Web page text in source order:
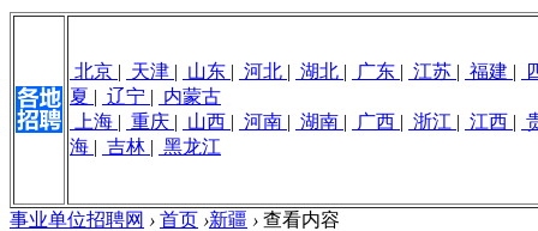
北京 | 天津 | 山东 | 河北 | 湖北 | 广东 | 江苏 | 福建 |
夏 | 辽宁 | 内蒙古
上海 | 重庆 | 山西 | 河南 | 湖南 | 广西 | 浙江 | 江西 |
海 | 吉林 | 黑龙江
事业单位招聘网 › 首页 ›新疆 › 查看内容